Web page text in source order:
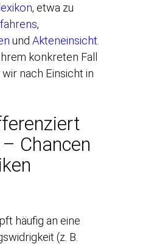
, etwa zu
,
und Akteneinsicht
konkreten Fall
nach Einsicht in
Chancen
häufig an eine
(z. B.